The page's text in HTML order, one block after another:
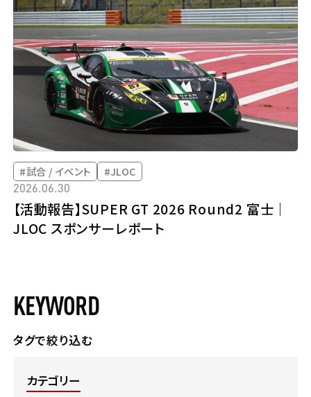
#SVリーグ #群馬クレインサンダーズ
#東京ヤクルトスワローズ
#福岡ソフトバンクホークス
#東京ヤクルトスワローズベースボールアカデミー
#細谷選手 #JLOC
#試合 / イベント #JLOC
2026.06.30
【活動報告】SUPER GT 2026 Round2 富士｜
JLOC スポンサーレポート
KEYWORD
タグで絞り込む
カテゴリー